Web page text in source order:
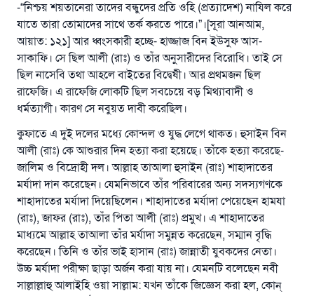
-“নিশ্চয় শয়তানেরা তাদের বন্ধুদের প্রতি ওহি (প্রত্যাদেশ) নাযিল করে
যাতে তারা তোমাদের সাথে তর্ক করতে পারে।”।[সূরা আনআম,
আয়াত: ১২১] আর ধ্বংসকারী হচ্ছে- হাজ্জাজ বিন ইউসুফ আস-
সাকাফি। সে ছিল আলী (রাঃ) ও তাঁর অনুসারীদের বিরোধি। তাই সে
ছিল নাসেবি তথা আহলে বাইতের বিদ্বেষী। আর প্রথমজন ছিল
রাফেজি। এ রাফেজি লোকটি ছিল সবচেয়ে বড় মিথ্যাবাদী ও
ধর্মত্যাগী। কারণ সে নবুয়ত দাবী করেছিল।
কুফাতে এ দুই দলের মধ্যে কোন্দল ও যুদ্ধ লেগে থাকত। হুসাইন বিন
আলী (রাঃ) কে আশুরার দিন হত্যা করা হয়েছে। তাঁকে হত্যা করেছে-
জালিম ও বিদ্রোহী দল। আল্লাহ তাআলা হুসাইন (রাঃ) শাহাদাতের
মর্যাদা দান করেছেন। যেমনিভাবে তাঁর পরিবারের অন্য সদস্যগণকে
শাহাদাতের মর্যাদা দিয়েছিলেন। শাহাদাতের মর্যাদা পেয়েছেন হামযা
(রাঃ), জাফর (রাঃ), তাঁর পিতা আলী (রাঃ) প্রমুখ। এ শাহাদাতের
মাধ্যমে আল্লাহ তাআলা তাঁর মর্যাদা সমুন্নত করেছেন, সম্মান বৃদ্ধি
করেছেন। তিনি ও তাঁর ভাই হাসান (রাঃ) জান্নাতী যুবকদের নেতা।
উচ্চ মর্যাদা পরীক্ষা ছাড়া অর্জন করা যায় না। যেমনটি বলেছেন নবী
সাল্লাল্লাহু আলাইহি ওয়া সাল্লাম: যখন তাঁকে জিজ্ঞেস করা হল, কোন্‌